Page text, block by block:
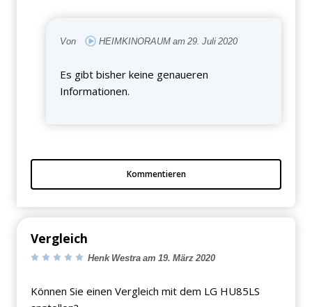
Von HEIMKINORAUM am 29. Juli 2020
Es gibt bisher keine genaueren
Informationen.
Kommentieren
Vergleich
Henk Westra am 19. März 2020
Können Sie einen Vergleich mit dem LG HU85LS